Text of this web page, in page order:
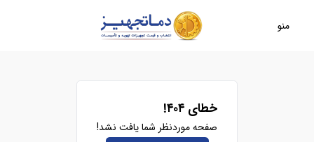
منو
خطای ۴۰۴!
صفحه موردنظر شما یافت نشد!